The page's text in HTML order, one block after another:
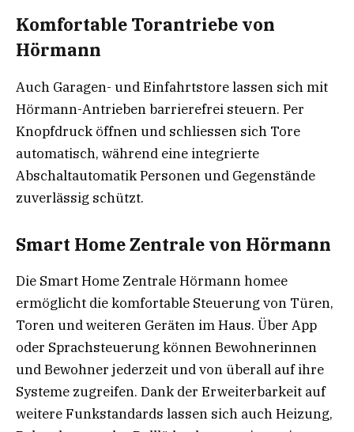
Komfortable Torantriebe von
Hörmann
Auch Garagen- und Einfahrtstore lassen sich mit
Hörmann-Antrieben barrierefrei steuern. Per
Knopfdruck öffnen und schliessen sich Tore
automatisch, während eine integrierte
Abschaltautomatik Personen und Gegenstände
zuverlässig schützt.
Smart Home Zentrale von Hörmann
Die Smart Home Zentrale Hörmann homee
ermöglicht die komfortable Steuerung von Türen,
Toren und weiteren Geräten im Haus. Über App
oder Sprachsteuerung können Bewohnerinnen
und Bewohner jederzeit und von überall auf ihre
Systeme zugreifen. Dank der Erweiterbarkeit auf
weitere Funkstandards lassen sich auch Heizung,